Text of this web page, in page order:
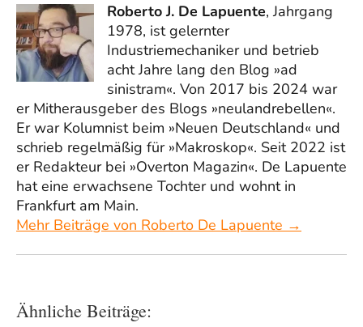
Roberto J. De Lapuente, Jahrgang
1978, ist gelernter
Industriemechaniker und betrieb
acht Jahre lang den Blog »ad
sinistram«. Von 2017 bis 2024 war
er Mitherausgeber des Blogs »neulandrebellen«.
Er war Kolumnist beim »Neuen Deutschland« und
schrieb regelmäßig für »Makroskop«. Seit 2022 ist
er Redakteur bei »Overton Magazin«. De Lapuente
hat eine erwachsene Tochter und wohnt in
Frankfurt am Main.
Mehr Beiträge von Roberto De Lapuente →
Ähnliche Beiträge: